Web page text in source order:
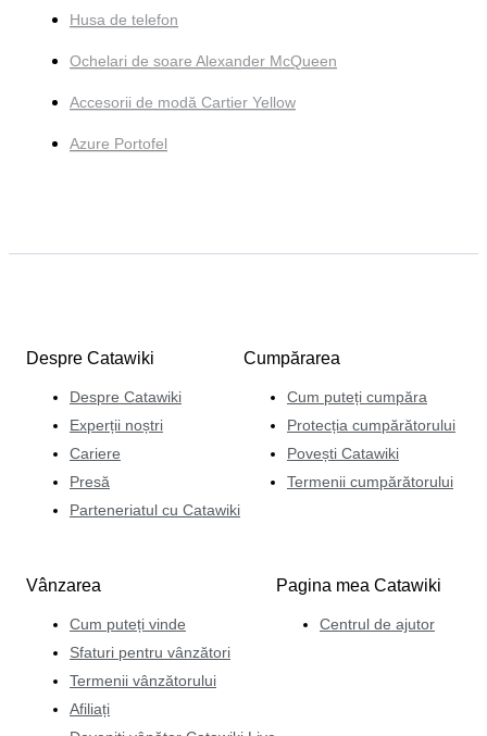
Husa de telefon
Ochelari de soare Alexander McQueen
Accesorii de modă Cartier Yellow
Azure Portofel
Despre Catawiki
Despre Catawiki
Experții noștri
Cariere
Presă
Parteneriatul cu Catawiki
Cumpărarea
Cum puteți cumpăra
Protecția cumpărătorului
Povești Catawiki
Termenii cumpărătorului
Vânzarea
Cum puteți vinde
Sfaturi pentru vânzători
Termenii vânzătorului
Afiliați
Pagina mea Catawiki
Centrul de ajutor